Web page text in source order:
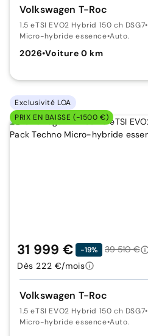
Volkswagen T-Roc
1.5 eTSI EVO2 Hybrid 150 ch DSG7•
Micro-hybride essence•Auto.
2026•Voiture 0 km
Exclusivité LOA
PRIX EN BAISSE (-1500 €)
Volkswagen T-Roc
1.5 eTSI EVO2 Hybrid 150 ch DSG7•
Micro-hybride essence•Auto.
31 999 € -19%
39 510 €
Dès 222 €/mois